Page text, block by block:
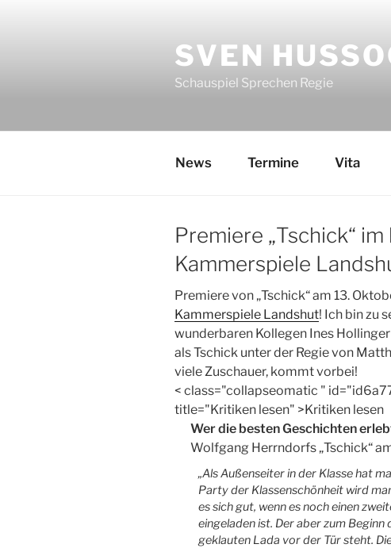
SVEN
Schauspiel Sprechen Regie
News Termine Vita
Premiere „Tschick“
Kammerspiele
Premiere von „Tschick“ am 13.
Kammerspiele Landshut! Ich bin zu
wunderbaren Kollegen Ines
als Tschick unter der Regie von
viele Zuschauer, kommt vorbei!
< class="collapseomatic "
title="Kritiken lesen" >Kritiken lesen
Wer die be­sten Ge­schich­ten
Wolf­gang Herrn­dorfs „Tschick“
„Als Außenseiter in der Klasse hat
Party der Klassenschönheit wird
es sich gut, wenn es noch einen
eingeladen ist. Der aber zum
geklauten Lada vor der Tür steht.